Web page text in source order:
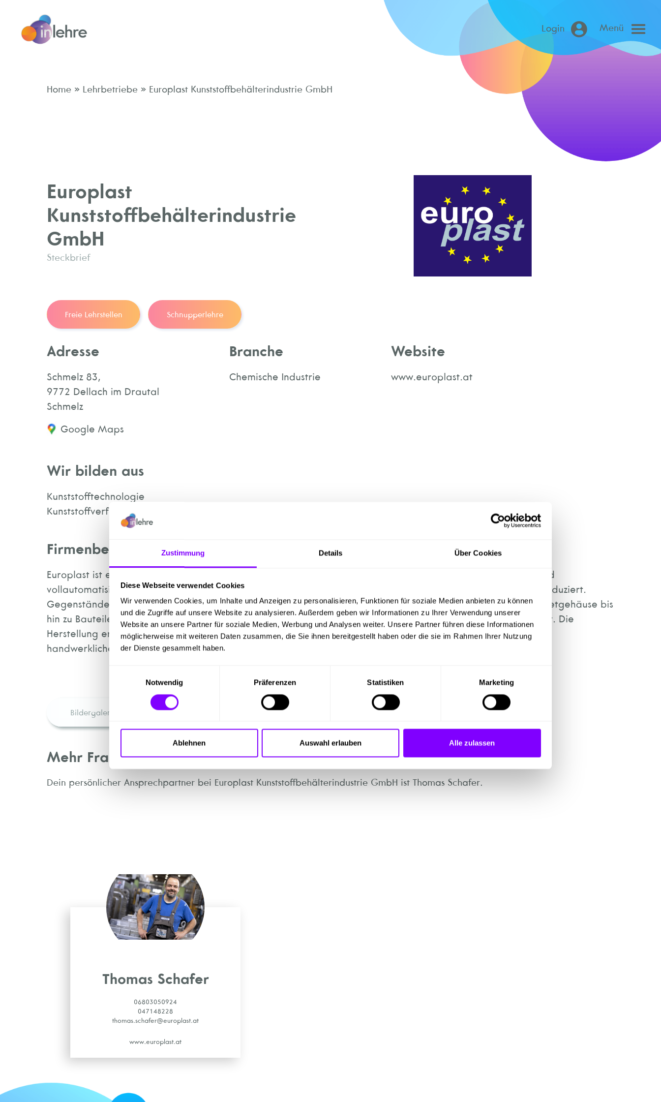
Zustimmung Details Über Cookies
Diese Webseite verwendet Cookies
Wir verwenden Cookies, um Inhalte und Anzeigen zu personalisieren, Funktionen für soziale Medien anbieten zu können
und die Zugriffe auf unsere Website zu analysieren. Außerdem geben wir Informationen zu Ihrer Verwendung unserer
Website an unsere Partner für soziale Medien, Werbung und Analysen weiter. Unsere Partner führen diese Informationen
möglicherweise mit weiteren Daten zusammen, die Sie ihnen bereitgestellt haben oder die sie im Rahmen Ihrer Nutzung
der Dienste gesammelt haben.
Notwendig
Präferenzen Statistiken Marketing
Ablehnen Auswahl erlauben Alle zulassen
Login Menü
Home » Lehrbetriebe » Europlast Kunststoffbehälterindustrie GmbH
Europlast
Kunststoffbehälterindustrie
GmbH
Steckbrief
Freie Lehrstellen Schnupperlehre
Adresse
Schmelz 83,
9772 Dellach im Drautal
Schmelz
Google Maps
Branche
Chemische Industrie
Website
www.europlast.at
Wir bilden aus
Kunststofftechnologie
Kunststoffverfahrenstechnik
Firmenbeschreibung
Europlast ist ein kunststoffverarbeitendes Unternehmen, das mit hochtechnologischen Spritzgussmaschinen und
vollautomatisierten Robotersystemen Kunststoffteile für die Bereiche Umwelt, Landwirtschaft und Industrie produziert.
Gegenstände aus Kunststoff sind aus unserem Alltag längst nicht mehr wegzudenken: vom Smartphone-, Tabletgehäuse bis
hin zu Bauteilen für die Autoindustrie oder Umwelttechnik, alles ist aus unterschiedlichen Kunststoffen gefertigt. Die
Herstellung erfolgt mit modernsten computergesteuerten Maschinen und Anlagen und erfordert gleichzeitig
handwerkliches Know How.
Bildergalerie
Mehr Fragen
Dein persönlicher Ansprechpartner bei Europlast Kunststoffbehälterindustrie GmbH ist Thomas Schafer.
Thomas Schafer
06803050924
047148228
thomas.schafer@europlast.at
www.europlast.at